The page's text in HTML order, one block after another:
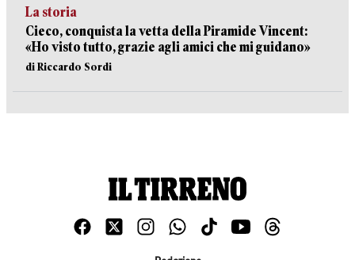
La storia
Cieco, conquista la vetta della Piramide Vincent:
«Ho visto tutto, grazie agli amici che mi guidano»
di Riccardo Sordi